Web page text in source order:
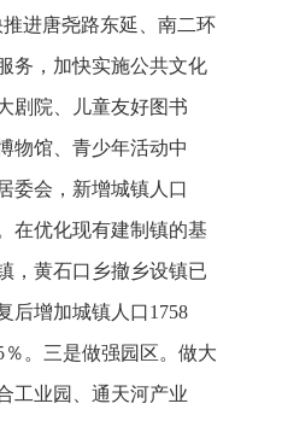
进唐尧路东延、南二环
务，加快实施公共文化
剧院、儿童友好图书
物馆、青少年活动中
委会，新增城镇人口
在优化现有建制镇的基
，黄石口乡撤乡设镇已
后增加城镇人口1758
％。三是做强园区。做大
工业园、通天河产业